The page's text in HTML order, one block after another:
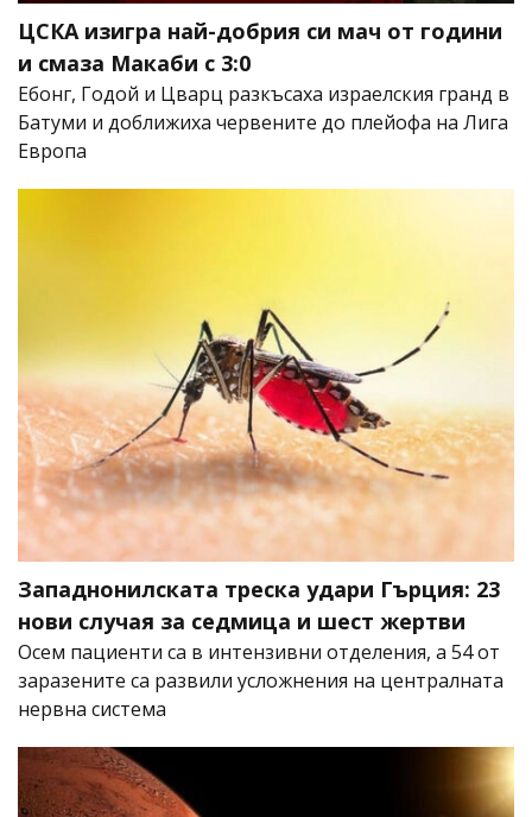
ЦСКА изигра най-добрия си мач от години
и смаза Макаби с 3:0
Ебонг, Годой и Цварц разкъсаха израелския гранд в
Батуми и доближиха червените до плейофа на Лига
Европа
Западнонилската треска удари Гърция: 23
нови случая за седмица и шест жертви
Осем пациенти са в интензивни отделения, а 54 от
заразените са развили усложнения на централната
нервна система